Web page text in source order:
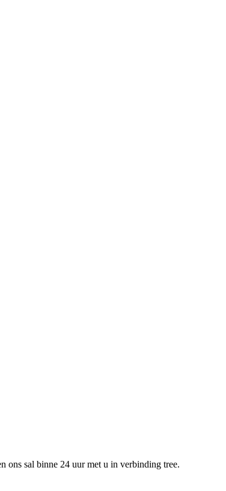
ons sal binne 24 uur met u in verbinding tree.